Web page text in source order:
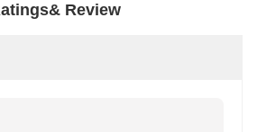
Review